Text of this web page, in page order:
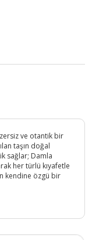
ve otantik bir
taşın doğal
sağlar; Damla
her türlü kıyafetle
kendine özgü bir